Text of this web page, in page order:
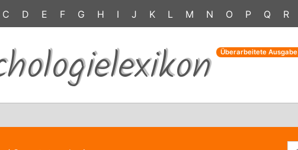
C D E F G H I J K L M N O P Q R
Überarbeitete Ausgabe